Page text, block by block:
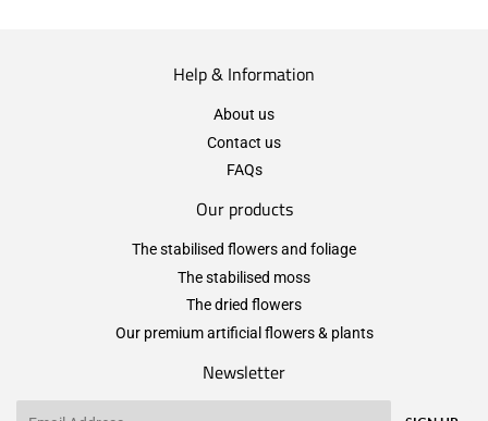
Help & Information
About us
Contact us
FAQs
Our products
The stabilised flowers and foliage
The stabilised moss
The dried flowers
Our premium artificial flowers & plants
Newsletter